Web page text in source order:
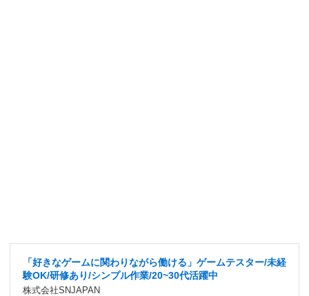
「好きなゲームに関わりながら働ける」ゲームテスター/未経
験OK/研修あり/シンプル作業/20~30代活躍中
株式会社SNJAPAN